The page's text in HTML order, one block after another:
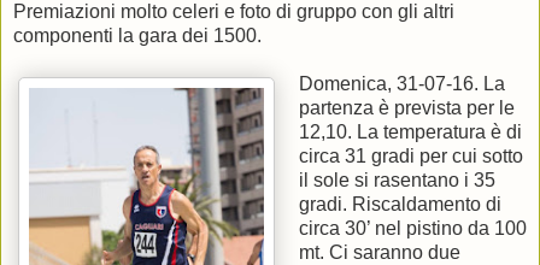
Premiazioni molto celeri e foto di gruppo con gli altri
componenti la gara dei 1500.
Domenica, 31-07-16. La
partenza è prevista per le
12,10. La temperatura è di
circa 31 gradi per cui sotto
il sole si rasentano i 35
gradi. Riscaldamento di
circa 30’ nel pistino da 100
mt. Ci saranno due